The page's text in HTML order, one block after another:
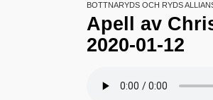
BOTTNARYDS OCH RYDS
Apell av
2020-01-12